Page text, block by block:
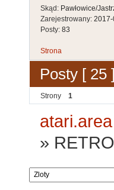
Skąd: Pawłowice/
Zarejestrowany:
Posty: 83
Strona
Posty [ 25 ]
Strony 1
»